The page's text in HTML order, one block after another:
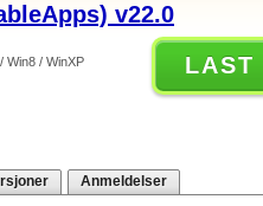
v22.0
Win8 / WinXP LAST
Anmeldelser